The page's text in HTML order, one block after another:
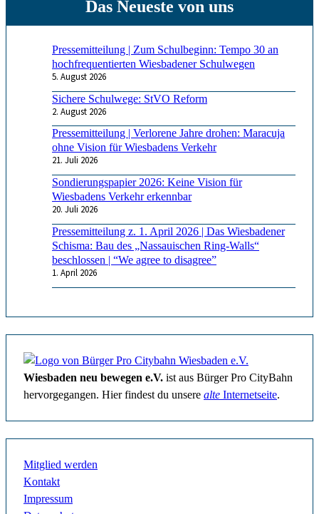
Pressemitteilung | Zum Schulbeginn: Tempo 30 an
hochfrequentierten Wiesbadener Schulwegen
5. August 2026
Sichere Schulwege: StVO Reform
2. August 2026
Pressemitteilung | Verlorene Jahre drohen: Maracuja
ohne Vision für Wiesbadens Verkehr
21. Juli 2026
Sondierungspapier 2026: Keine Vision für
Wiesbadens Verkehr erkennbar
20. Juli 2026
Pressemitteilung z. 1. April 2026 | Das Wiesbadener
Schisma: Bau des „Nassauischen Ring-Walls“
beschlossen | “We agree to disagree”
1. April 2026
Wiesbaden neu bewegen e.V. ist aus Bürger Pro CityBahn
hervorgegangen. Hier findest du unsere alte Internetseite.
Mitglied werden
Kontakt
Impressum